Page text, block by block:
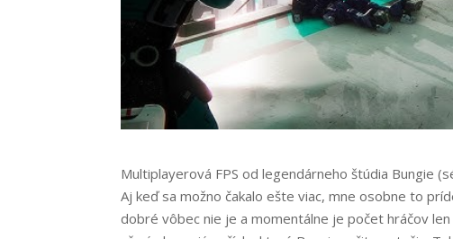
Multiplayerová FPS od legendárneho štúdia Bungie
Aj keď sa možno čakalo ešte viac, mne osobne to
dobré vôbec nie je a momentálne je počet hráčov